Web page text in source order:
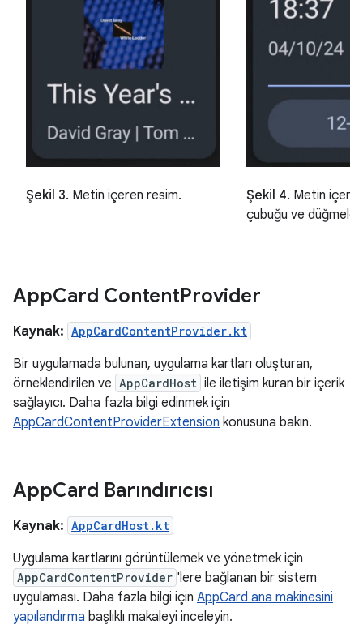
Şekil 3. Metin içeren resim. Şekil 4. Metin
çubuğu ve düğmeler.
AppCard ContentProvider
Kaynak: AppCardContentProvider.kt
Bir uygulamada bulunan, uygulama kartları oluşturan,
örneklendirilen ve AppCardHost ile iletişim kuran bir içerik
sağlayıcı. Daha fazla bilgi edinmek için
AppCardContentProviderExtension konusuna bakın.
AppCard Barındırıcısı
Kaynak: AppCardHost.kt
Uygulama kartlarını görüntülemek ve yönetmek için
AppCardContentProvider 'lere bağlanan bir sistem
uygulaması. Daha fazla bilgi için AppCard ana makinesini
yapılandırma başlıklı makaleyi inceleyin.